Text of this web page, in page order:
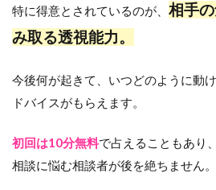
特に得意とされているのが、 相手
み取る透視能力。
今後何が起きて、いつどのように動
ドバイスがもらえます。
初回は10分無料で占えることもあり
相談に悩む相談者が後を絶ちません。